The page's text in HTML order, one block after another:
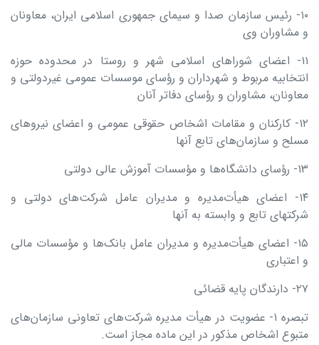
۱۰- رئیس سازمان صدا و سیمای جمهوری اسلامی ایران، معاونان
و مشاوران وی
۱۱- اعضای شوراهای اسلامی شهر و روستا در محدوده حوزه
انتخابیه مربوط و شهرداران و رؤسای موسسات عمومی غیردولتی و
معاونان، مشاوران و رؤسای دفاتر آنان
۱۲- کارکنان‌ و مقامات اشخاص حقوقی عمومی و اعضای نیروهای
مسلح و سازمان‌های تابع آنها
۱۳- رؤسای دانشگاه‌ها و مؤسسات آموزش عالی دولتی
۱۴- اعضای هیأت‌مدیره و مدیران عامل شرکت‌های دولتی و
شرکتهای تابع و وابسته به آنها
۱۵- اعضای هیأت‌مدیره و مدیران عامل بانک‌ها و مؤسسات مالی
و اعتباری
۲۷- دارندگان پایه قضائی
تبصره ۱- عضویت در هیأت ‌مدیره شرکت‌های تعاونی سازمان‌های
متبوع اشخاص مذکور در این ماده مجاز است.